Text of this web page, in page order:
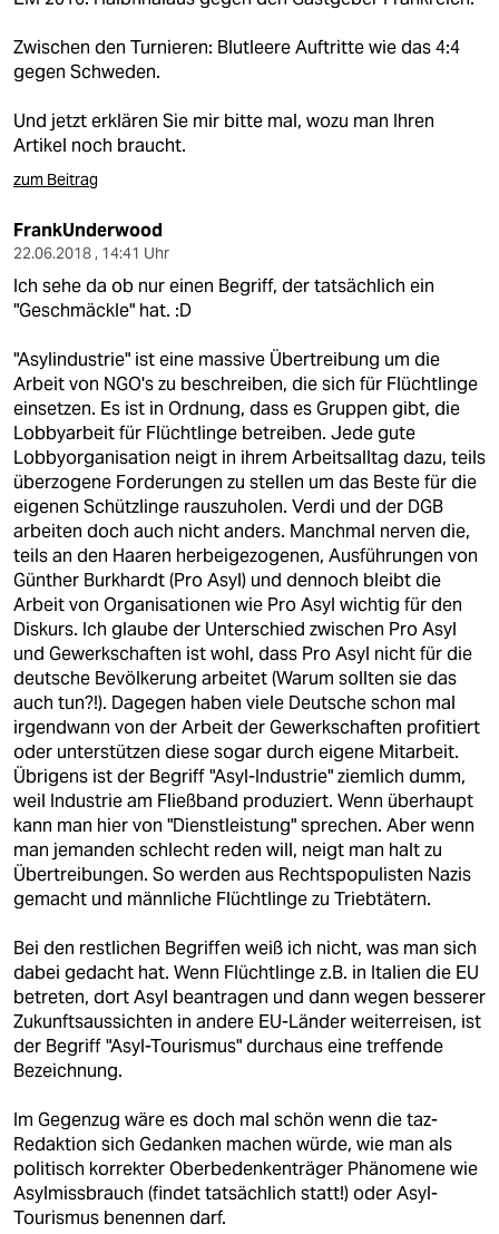
Zwischen den Turnieren: Blutleere Auftritte wie das 4:4
gegen Schweden.
Und jetzt erklären Sie mir bitte mal, wozu man Ihren
Artikel noch braucht.
zum Beitrag
FrankUnderwood
22.06.2018 , 14:41 Uhr
Ich sehe da ob nur einen Begriff, der tatsächlich ein
"Geschmäckle" hat. :D
"Asylindustrie" ist eine massive Übertreibung um die
Arbeit von NGO's zu beschreiben, die sich für Flüchtlinge
einsetzen. Es ist in Ordnung, dass es Gruppen gibt, die
Lobbyarbeit für Flüchtlinge betreiben. Jede gute
Lobbyorganisation neigt in ihrem Arbeitsalltag dazu, teils
überzogene Forderungen zu stellen um das Beste für die
eigenen Schützlinge rauszuholen. Verdi und der DGB
arbeiten doch auch nicht anders. Manchmal nerven die,
teils an den Haaren herbeigezogenen, Ausführungen von
Günther Burkhardt (Pro Asyl) und dennoch bleibt die
Arbeit von Organisationen wie Pro Asyl wichtig für den
Diskurs. Ich glaube der Unterschied zwischen Pro Asyl
und Gewerkschaften ist wohl, dass Pro Asyl nicht für die
deutsche Bevölkerung arbeitet (Warum sollten sie das
auch tun?!). Dagegen haben viele Deutsche schon mal
irgendwann von der Arbeit der Gewerkschaften profitiert
oder unterstützen diese sogar durch eigene Mitarbeit.
Übrigens ist der Begriff "Asyl-Industrie" ziemlich dumm,
weil Industrie am Fließband produziert. Wenn überhaupt
kann man hier von "Dienstleistung" sprechen. Aber wenn
man jemanden schlecht reden will, neigt man halt zu
Übertreibungen. So werden aus Rechtspopulisten Nazis
gemacht und männliche Flüchtlinge zu Triebtätern.
Bei den restlichen Begriffen weiß ich nicht, was man sich
dabei gedacht hat. Wenn Flüchtlinge z.B. in Italien die EU
betreten, dort Asyl beantragen und dann wegen besserer
Zukunftsaussichten in andere EU-Länder weiterreisen, ist
der Begriff "Asyl-Tourismus" durchaus eine treffende
Bezeichnung.
Im Gegenzug wäre es doch mal schön wenn die taz-
Redaktion sich Gedanken machen würde, wie man als
politisch korrekter Oberbedenkenträger Phänomene wie
Asylmissbrauch (findet tatsächlich statt!) oder Asyl-
Tourismus benennen darf.